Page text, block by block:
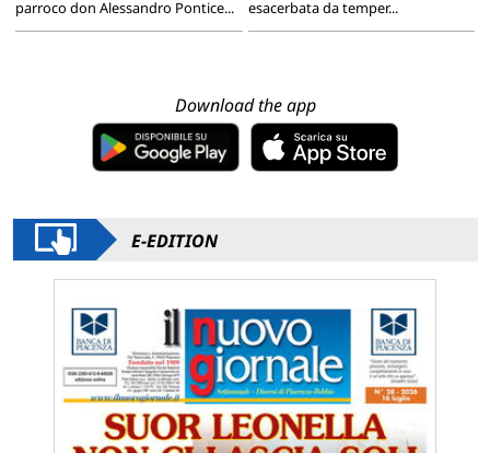
parroco don Alessandro Pontice...
esacerbata da temper...
Download the app
E-EDITION